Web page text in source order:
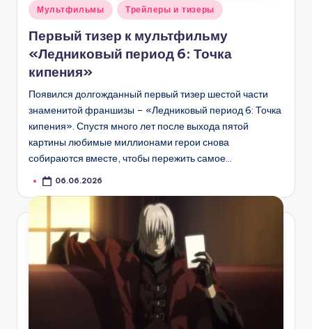
Опубликовано
Мультфильмы Трейлеры и тизеры
Первый тизер к мультфильму
«Ледниковый период 6: Точка
кипения»
Появился долгожданный первый тизер шестой части
знаменитой франшизы – «Ледниковый период 6: Точка
кипения». Спустя много лет после выхода пятой
картины любимые миллионами герои снова
собираются вместе, чтобы пережить самое…
06.06.2026